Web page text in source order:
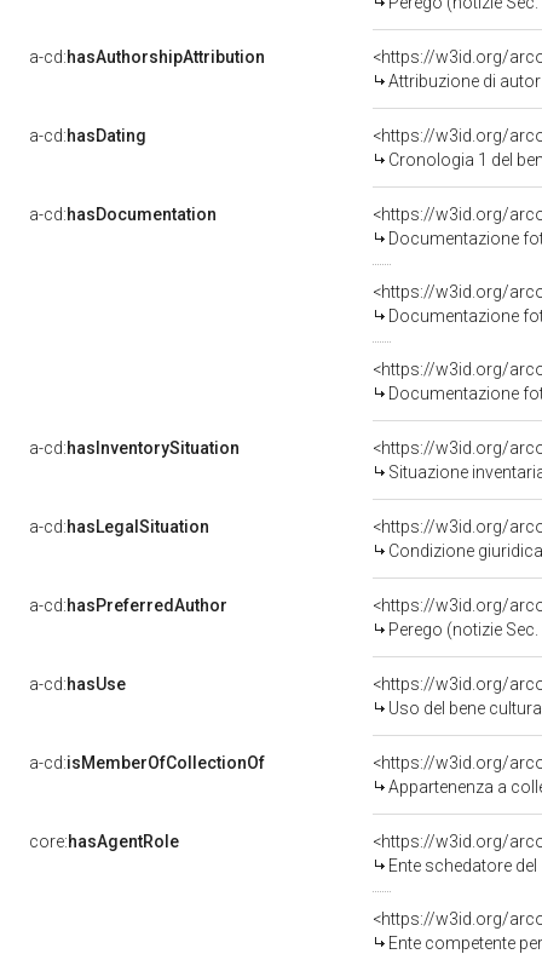
a-cd:hasAuthorshipAttribution
<https://w3id.org/
Attribuzione di
a-cd:hasDating
<https://w3id.org/
Cronologia 1 del
a-cd:hasDocumentation
Documentazione
Documentazione
Documentazione
a-cd:hasInventorySituation
<https://w3id.org/
Situazione
a-cd:hasLegalSituation
<https://w3id.org/
Condizione
a-cd:hasPreferredAuthor
<https://w3id.org/
Perego (notizie Sec.
a-cd:hasUse
<https://w3id.org/
Uso del bene
a-cd:isMemberOfCollectionOf
<https://w3id.org/
Appartenenza a
core:hasAgentRole
<https://w3id.org/
Ente schedatore
<https://w3id.org/
Ente competente per